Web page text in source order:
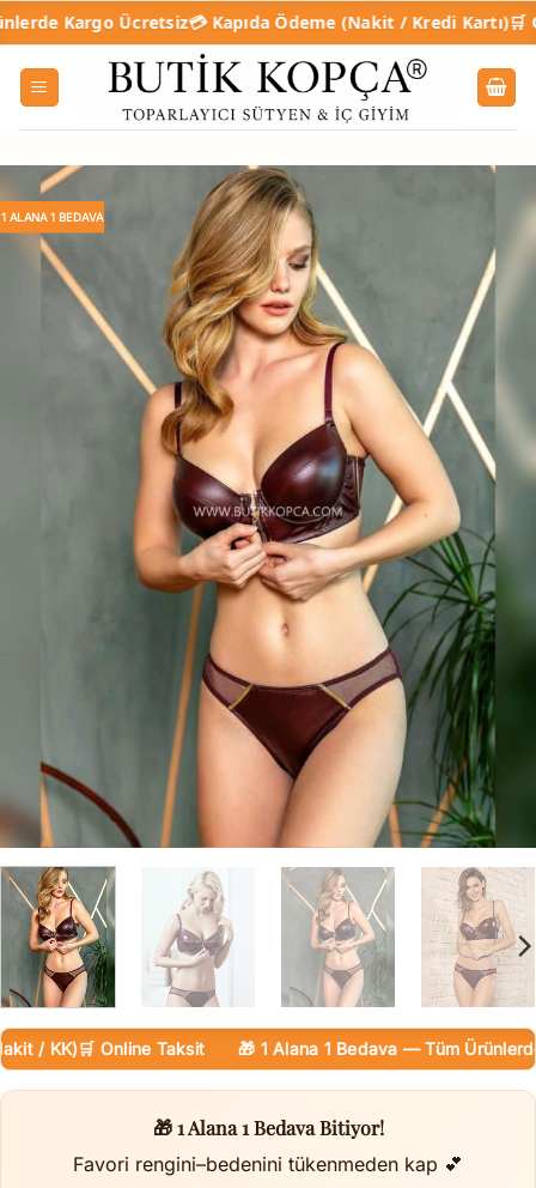
İçeriğe
atla
Ücretsiz💳 Kapıda Ödeme (Nakit / Kredi Kartı)🛒 Online
1 ALANA 1 BEDAVA
/ KK) 🛒 Online Taksit 🎁 1 Alana 1 Bedava — Tüm Ürünlerde🚚
🎁 1 Alana 1 Bedava Bitiyor!
Favori rengini–bedenini tükenmeden kap 💕